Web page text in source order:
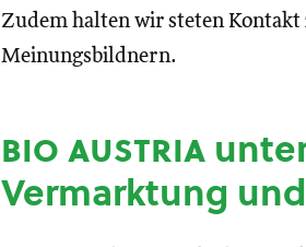
Zudem halten wir steten
Meinungsbildnern.
bio austria
Vermarktung